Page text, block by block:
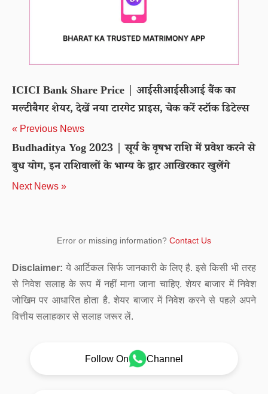
ICICI Bank Share Price | आईसीआईसीआई बैंक का
मल्टीबैगर शेयर, देखें नया टारगेट प्राइस, चेक करें स्टॉक डिटेल्स
« Previous News
Budhaditya Yog 2023 | सूर्य के वृषभ राशि में प्रवेश करने से
बुध योग, इन राशिवालों के भाग्य के द्वार आखिरकार खुलेंगे
Next News »
Error or missing information? Contact Us
Disclaimer: ये आर्टिकल सिर्फ जानकारी के लिए है. इसे किसी भी तरह
से निवेश सलाह के रूप में नहीं माना जाना चाहिए. शेयर बाजार में निवेश
जोखिम पर आधारित होता है. शेयर बाजार में निवेश करने से पहले अपने
वित्तीय सलाहकार से सलाह जरूर लें.
Follow On Channel